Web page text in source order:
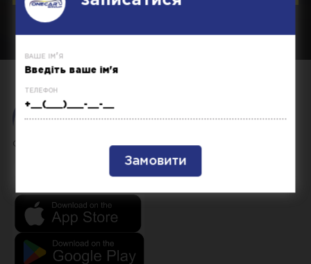
Записатися
ваше ім'я
телефон
ONE CAR - простий та зрозумілий автосервіс